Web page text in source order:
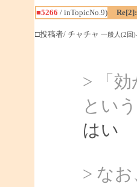
■5266 / inTopicNo.9)
□投稿者/ チャチャ 一般人(2回
> 「
とい
はい
> な